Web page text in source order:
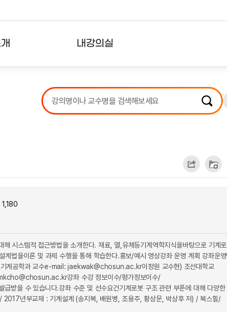
내강의실
강의리스트
수강확인증강의
1,180
시스템적 접근방법을 소개한다. 재료, 열,유체등기계역학지식을바탕으로 기계
법을이론 및 과제 수행을 통해 학습한다.홍보/예시 영상강좌 운영 계획 강좌운
계공학과 교수e-mail: jaekwak@chosun.ac.kr이정원 교수현) 조선대학교
강좌 수강 정보이수/평가정보이수/
을 수 있습니다.강좌 수준 및 선수요건기계로봇 구조 관련 부푼에 대해 다양한
2017년부교재 : 기계설계 (송지복, 배원병, 조용주, 황상문, 박상후 저) / 북스힐/